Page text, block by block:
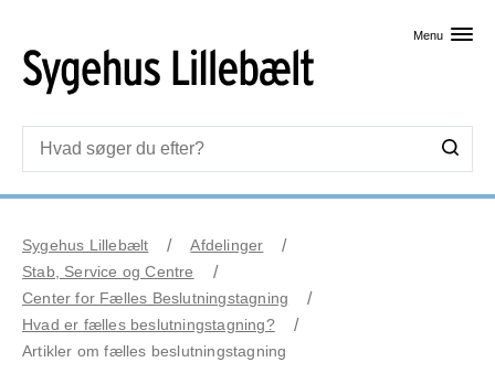
Menu
Sygehus Lillebælt
Afdelinger
Stab, Service og Centre
Center for Fælles Beslutningstagning
Hvad er fælles beslutningstagning?
Artikler om fælles beslutningstagning